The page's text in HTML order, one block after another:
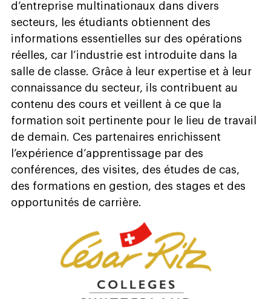
d’entreprise multinationaux dans divers
secteurs, les étudiants obtiennent des
informations essentielles sur des opérations
réelles, car l’industrie est introduite dans la
salle de classe. Grâce à leur expertise et à leur
connaissance du secteur, ils contribuent au
contenu des cours et veillent à ce que la
formation soit pertinente pour le lieu de travail
de demain. Ces partenaires enrichissent
l’expérience d’apprentissage par des
conférences, des visites, des études de cas,
des formations en gestion, des stages et des
opportunités de carrière.